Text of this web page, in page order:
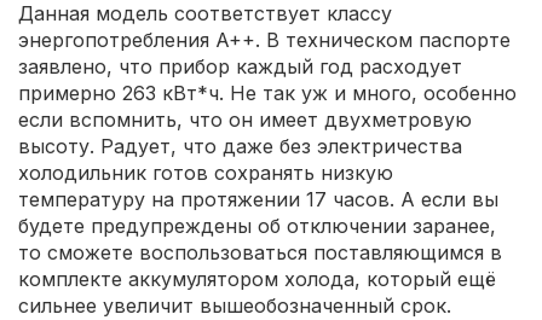
Данная модель соответствует классу
энергопотребления A++. В техническом паспорте
заявлено, что прибор каждый год расходует
примерно 263 кВт*ч. Не так уж и много, особенно
если вспомнить, что он имеет двухметровую
высоту. Радует, что даже без электричества
холодильник готов сохранять низкую
температуру на протяжении 17 часов. А если вы
будете предупреждены об отключении заранее,
то сможете воспользоваться поставляющимся в
комплекте аккумулятором холода, который ещё
сильнее увеличит вышеобозначенный срок.